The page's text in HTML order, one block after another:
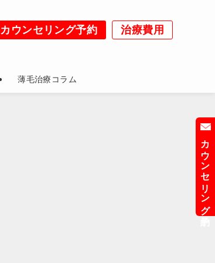
カウンセリング予約 治療費用
薄毛治療コラム
カウンセリング予約